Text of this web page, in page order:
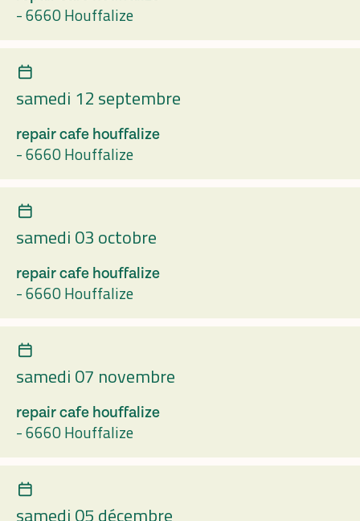
-6660 Houffalize
samedi 12 septembre
repair cafe houffalize
-6660 Houffalize
samedi 03 octobre
repair cafe houffalize
-6660 Houffalize
samedi 07 novembre
repair cafe houffalize
-6660 Houffalize
samedi 05 décembre